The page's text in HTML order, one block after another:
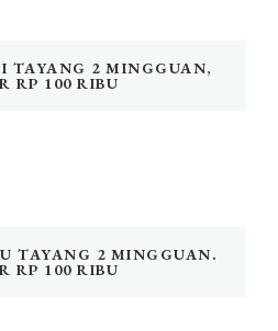
TAYANG 2 MINGGUAN,
RP 100 RIBU
TAYANG 2 MINGGUAN.
RP 100 RIBU